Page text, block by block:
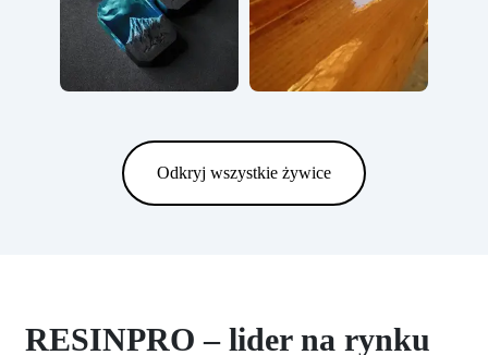
Odkryj wszystkie żywice
RESINPRO – lider na rynku